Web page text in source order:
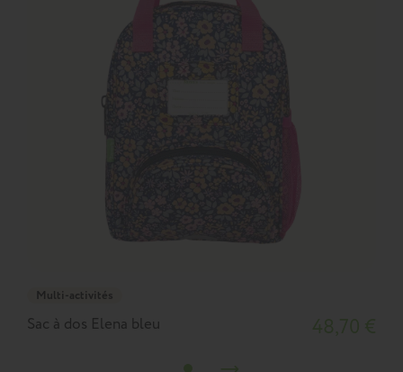
Multi-activités
Sac à dos Elena bleu